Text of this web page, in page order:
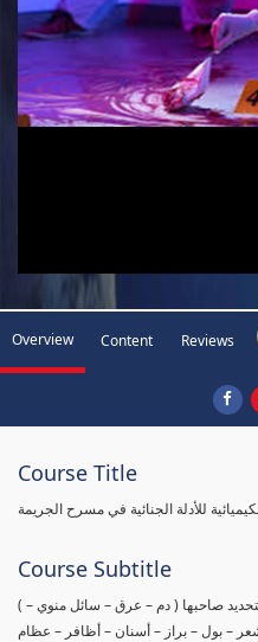
Overview Content Reviews
Course Title
للأدلة الجنائية في مسرح الجريمة
Course Subtitle
( إجراء الإختبارات علي العينة البيولوجية لتحديد صاحبها ( دم – عرق – سائل منوي –
– بول – براز – أسنان – أظافر – عظام